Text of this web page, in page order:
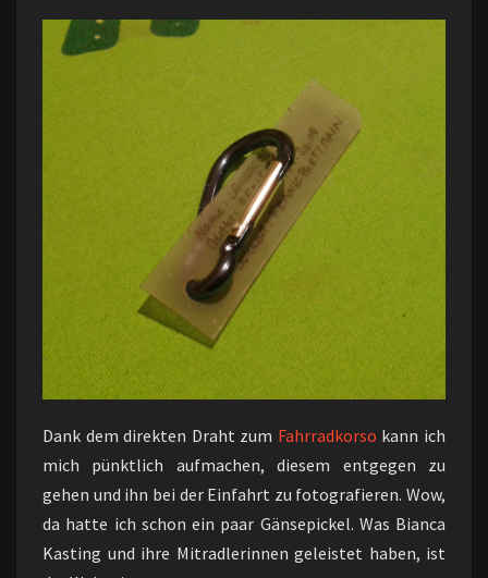
Dank dem direkten Draht zum Fahrradkorso kann ich
mich pünktlich aufmachen, diesem entgegen zu
gehen und ihn bei der Einfahrt zu fotografieren. Wow,
da hatte ich schon ein paar Gänsepickel. Was Bianca
Kasting und ihre Mitradlerinnen geleistet haben, ist